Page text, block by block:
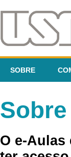
SOBRE
Sobre
O e-Aulas